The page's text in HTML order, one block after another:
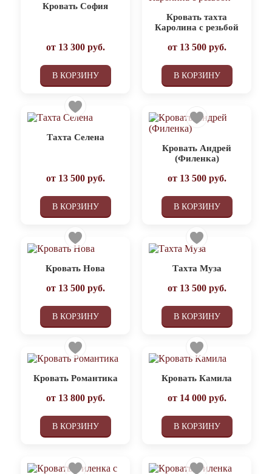
Кровать София
от 13 300руб.
В КОРЗИНУ
Кровать тахта
Каролина с резьбой
от 13 500руб.
В КОРЗИНУ
Тахта Селена
от 13 500руб.
В КОРЗИНУ
Кровать Андрей
(Филенка)
от 13 500руб.
В КОРЗИНУ
Кровать Нова
от 13 500руб.
В КОРЗИНУ
Тахта Муза
от 13 500руб.
В КОРЗИНУ
Кровать Романтика
от 13 800руб.
В КОРЗИНУ
Кровать Камила
от 14 000руб.
В КОРЗИНУ